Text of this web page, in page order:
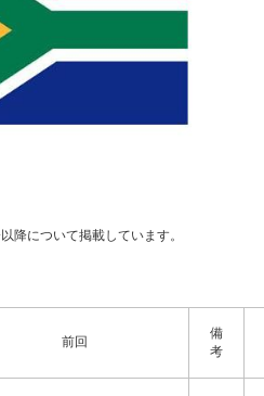
降について掲載しています。
前回
備
考